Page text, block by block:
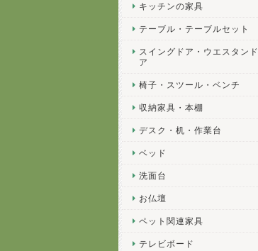
キッチンの家具
テーブル・テーブルセット
スイングドア・ウエスタンド
ア
椅子・スツール・ベンチ
収納家具・本棚
デスク・机・作業台
ベッド
洗面台
お仏壇
ペット関連家具
テレビボード